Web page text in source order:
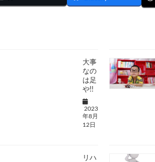
大事
なの
は足
や!!
2023
年8月
12日
リハ